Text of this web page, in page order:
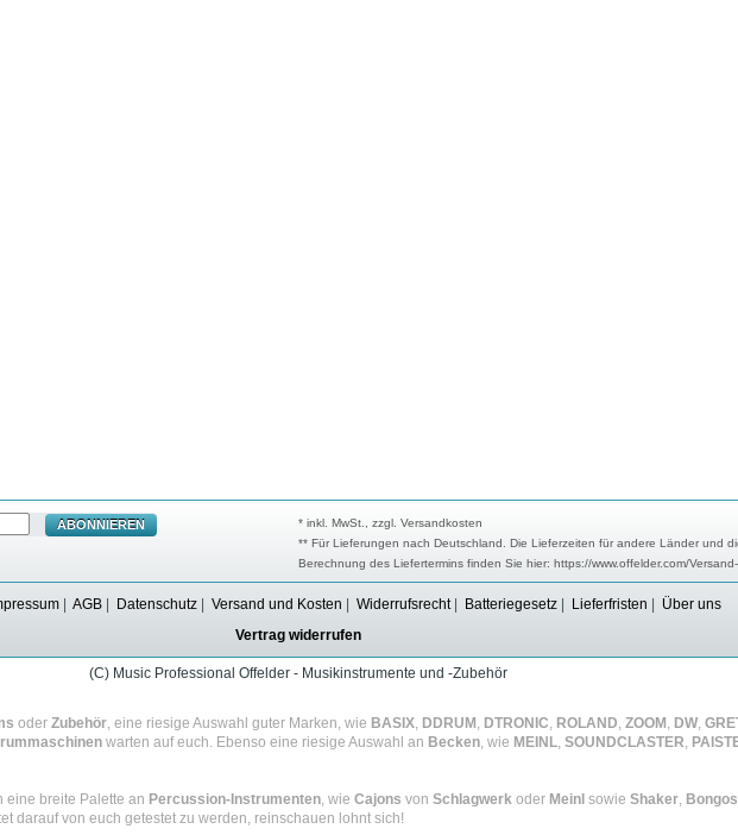
ABONNIEREN
* inkl. MwSt., zzgl. Versandkosten
** Für Lieferungen nach Deutschland. Die Lieferzeiten für andere Länder und
Berechnung des Liefertermins finden Sie hier: https://www.offelder.com/
AGB Datenschutz Versand und Kosten Widerrufsrecht| Batteriegesetz Lieferfristen
Über uns
Vertrag widerrufen
(C) Music Professional Offelder - Musikinstrumente und -Zubehör
oder Zubehör, eine riesige Auswahl guter Marken, wie BASIX, DDRUM , DTRONIC, ROLAND, ZOOM , DW,
warten auf euch. Ebenso eine riesige Auswahl an Becken, wie MEINL, SOUNDCLASTER,
eine breite Palette an Percussion-Instrumenten, wie Cajons von Schlagwerk oder Meinl sowie Shaker, Bongos
darauf von euch getestet zu werden, reinschauen lohnt sich!